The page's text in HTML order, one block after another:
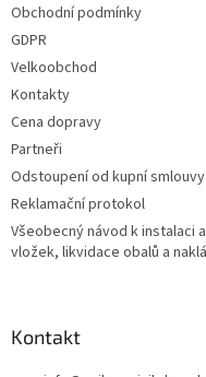
Obchodní podmínky
GDPR
Velkoobchod
Kontakty
Cena dopravy
Partneři
Odstoupení od kupní smlouvy
Reklamační protokol
Všeobecný návod k instalaci
vložek, likvidace obalů a
Kontakt